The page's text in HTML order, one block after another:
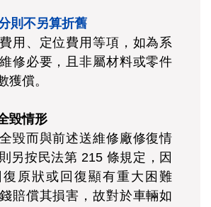
則不另算折舊
用、定位費用等項，如為系
修必要，且非屬材料或零件
獲償。
毀情形
毀而與前述送維修廠修復情
另按民法第 215 條規定，因
原狀或回復顯有重大困難
賠償其損害，故對於車輛如